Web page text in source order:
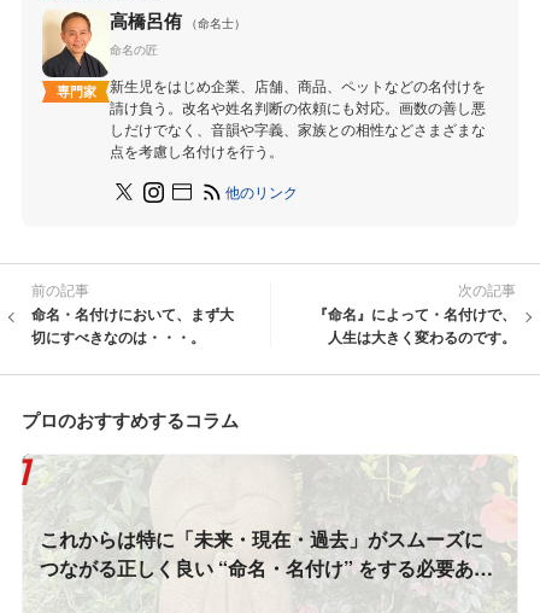
専門家
高橋呂侑
（命名士）
命名の匠
新生児をはじめ企業、店舗、商品、ペットなどの名付けを
請け負う。改名や姓名判断の依頼にも対応。画数の善し悪
しだけでなく、音韻や字義、家族との相性などさまざまな
点を考慮し名付けを行う。
他のリンク
前の記事
命名・名付けにおいて、まず大
切にすべきなのは・・・。
次の記事
『命名』によって・名付けで、
人生は大きく変わるのです。
プロのおすすめするコラム
これからは特に「未来・現在・過去」がスムーズに
つながる正しく良い “命名・名付け” をする必要あ
り！